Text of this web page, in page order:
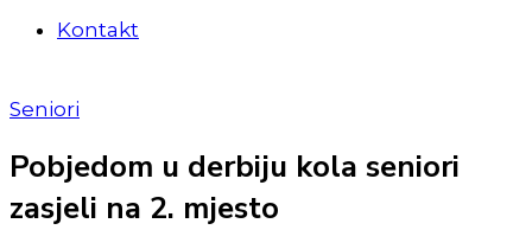
Kontakt
Seniori
Pobjedom u derbiju kola seniori
zasjeli na 2. mjesto